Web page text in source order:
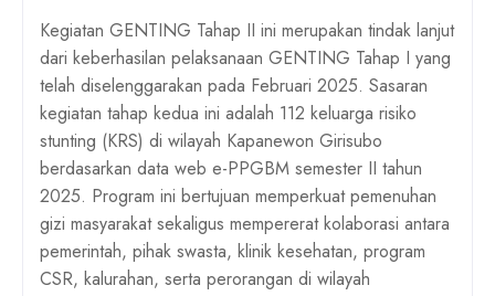
Kegiatan GENTING Tahap II ini merupakan tindak lanjut
dari keberhasilan pelaksanaan GENTING Tahap I yang
telah diselenggarakan pada Februari 2025. Sasaran
kegiatan tahap kedua ini adalah 112 keluarga risiko
stunting (KRS) di wilayah Kapanewon Girisubo
berdasarkan data web e-PPGBM semester II tahun
2025. Program ini bertujuan memperkuat pemenuhan
gizi masyarakat sekaligus mempererat kolaborasi antara
pemerintah, pihak swasta, klinik kesehatan, program
CSR, kalurahan, serta perorangan di wilayah